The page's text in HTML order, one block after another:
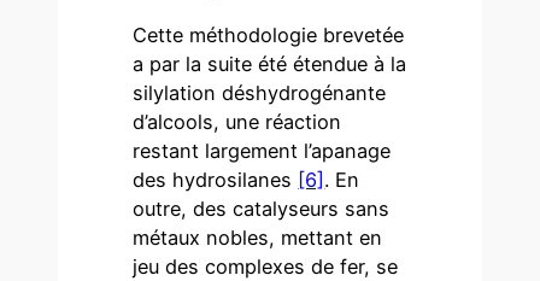
Cette méthodologie brevetée
a par la suite été étendue à la
silylation déshydrogénante
d’alcools, une réaction
restant largement l’apanage
des hydrosilanes [6] . En
outre, des catalyseurs sans
métaux nobles, mettant en
jeu des complexes de fer, se